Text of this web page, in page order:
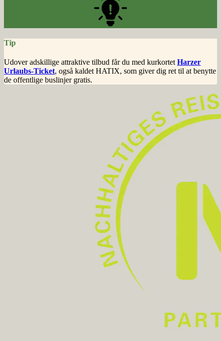
Tip
Udover adskillige attraktive tilbud får du med kurkortet Harzer
Urlaubs-Ticket, også kaldet HATIX, som giver dig ret til at benytte
de offentlige buslinjer gratis.